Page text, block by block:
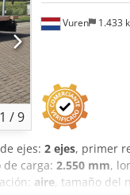
1 /9
Vuren 1.433
ejes: 2 ejes, primer
carga: 2.550 mm,
aire, tamaño del